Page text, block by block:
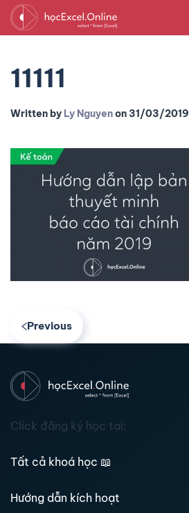
11111
Written by Ly Nguyenon 31/03/2019
Previous
Click đăng ký học tại:
Tất cả khoá học 📖
Hướng dẫn kích hoạt